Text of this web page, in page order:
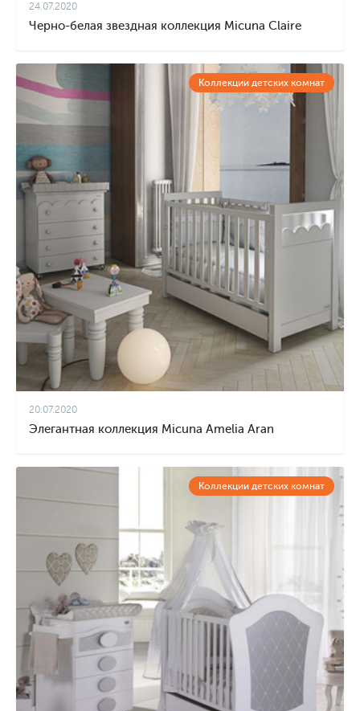
24.07.2020
Черно-белая звездная коллекция Micuna Claire
Коллекции детских комнат
20.07.2020
Элегантная коллекция Micuna Amelia Aran
Коллекции детских комнат